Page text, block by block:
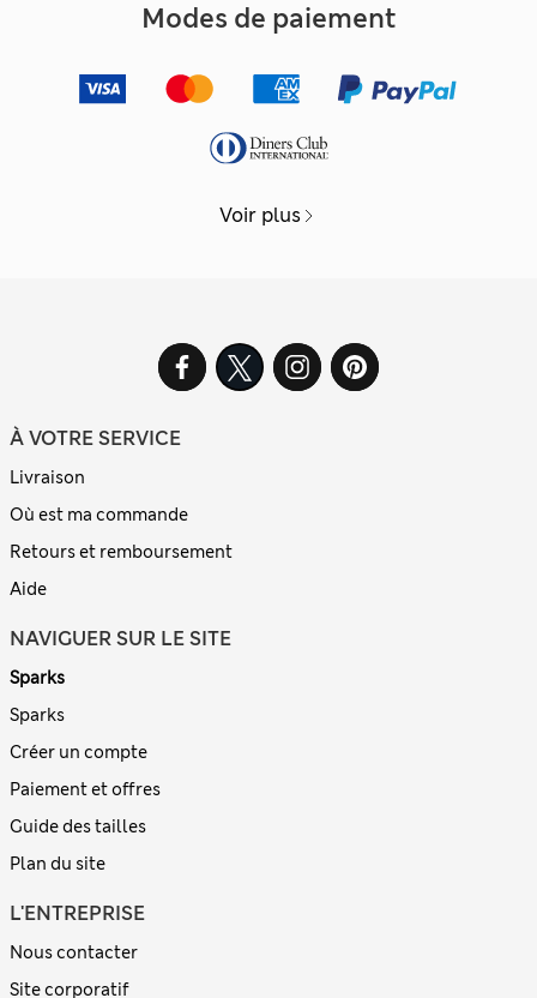
Modes de paiement
Voir plus
À VOTRE SERVICE
Livraison
Où est ma commande
Retours et remboursement
Aide
NAVIGUER SUR LE SITE
Sparks
Sparks
Créer un compte
Paiement et offres
Guide des tailles
Plan du site
L'ENTREPRISE
Nous contacter
Site corporatif